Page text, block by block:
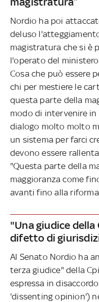
Nordio ha poi
deluso
magistratura che si è
l'operato del
Cosa che può essere
chi per mestiere le
questa parte della
modo di intervenire
dialogo molto molto
un sistema per farci
devono essere
"Questa parte della
maggioranza come
avanti fino alla
"Una giudice
difetto di
Al Senato Nordio ha
terza giudice" della
espressa in
'dissenting opinion')